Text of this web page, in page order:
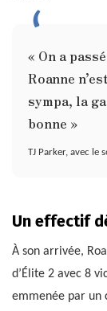
« On a
Roanne
sympa, la
bonne »
TJ Parker, avec le
Un effectif
À son arrivée,
d’Élite 2 avec 8
emmenée par un